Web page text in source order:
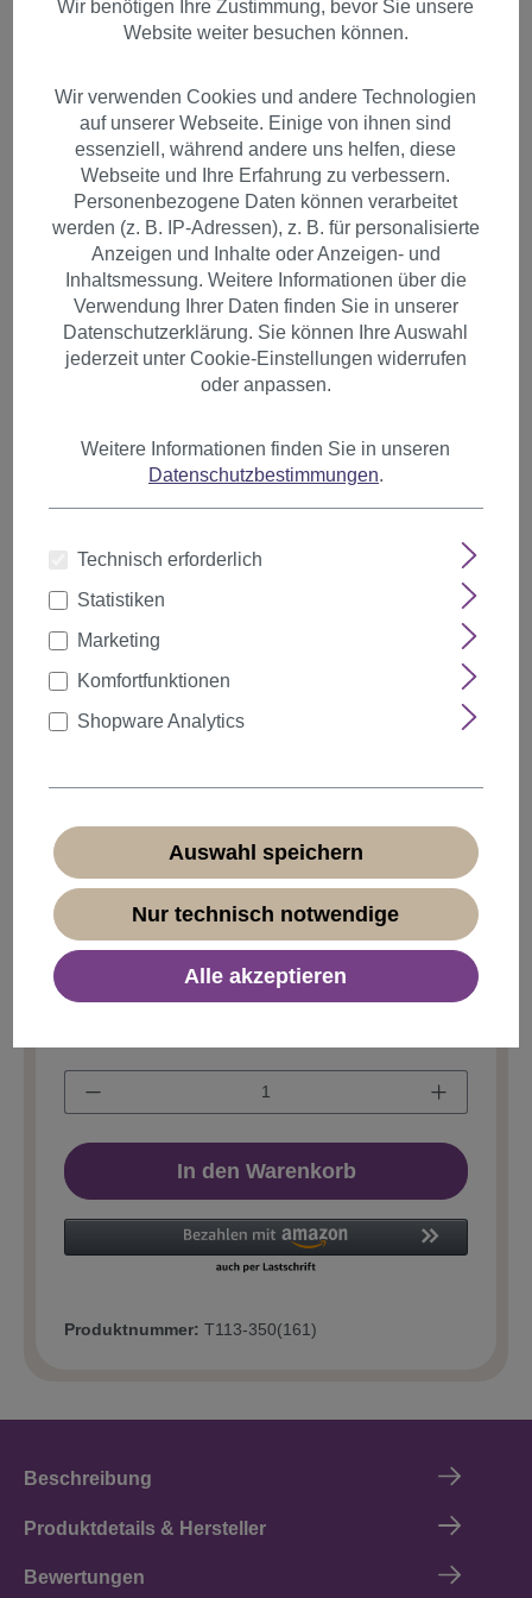
Haarteil Zopf mit Butterfly-
Clip sehr lang glatt Rot
Kupferrot T113-350
Farbeauswählen
ab5 5% 16,14 €*
ab20 20% 13,59 €*
16,99 €*
* Preise inkl. MwSt. zzgl.Versandkosten
Sofort verfügbar, Lieferzeit 1-3 Tage
In den Warenkorb
Produktnummer: T113-350(161)
Beschreibung
Produktdetails & Hersteller
Bewertungen
Wir benötigen Ihre Zustimmung, bevor Sie unsere
Website weiter besuchen können.
Wir verwenden Cookies und andere Technologien
auf unserer Webseite. Einige von ihnen sind
essenziell, während andere uns helfen, diese
Webseite und Ihre Erfahrung zu verbessern.
Personenbezogene Daten können verarbeitet
werden (z. B. IP-Adressen), z. B. für personalisierte
Anzeigen und Inhalte oder Anzeigen- und
Inhaltsmessung. Weitere Informationen über die
Verwendung Ihrer Daten finden Sie in unserer
Datenschutzerklärung. Sie können Ihre Auswahl
jederzeit unter Cookie-Einstellungen widerrufen
oder anpassen.
Weitere Informationen finden Sie in unseren
Datenschutzbestimmungen.
Technisch erforderlich
Statistiken
Marketing
Komfortfunktionen
Shopware Analytics
Auswahl speichern
Nur technisch notwendige
Alle akzeptieren